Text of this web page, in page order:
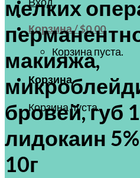
Корзина /$0.00
Корзина пуста.
Корзина
Корзина пуста.
мелких
макияжа,
бровей, губ
лидокаин
10г